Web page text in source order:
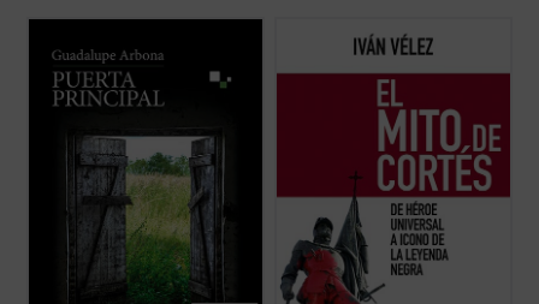
su autora observa, siente y piensa a lo
largo de unos intensos meses que,
marcados por la enfermedad, le permiten
tener una mirada transparente sobre sus
El mito de Cortésse aborda la figura del
conquistador español desde las visiones
siglos, empezando por las de sus
contemporáneos y llegando hasta las de
nuestro presente, al tiempo que se ...(ver